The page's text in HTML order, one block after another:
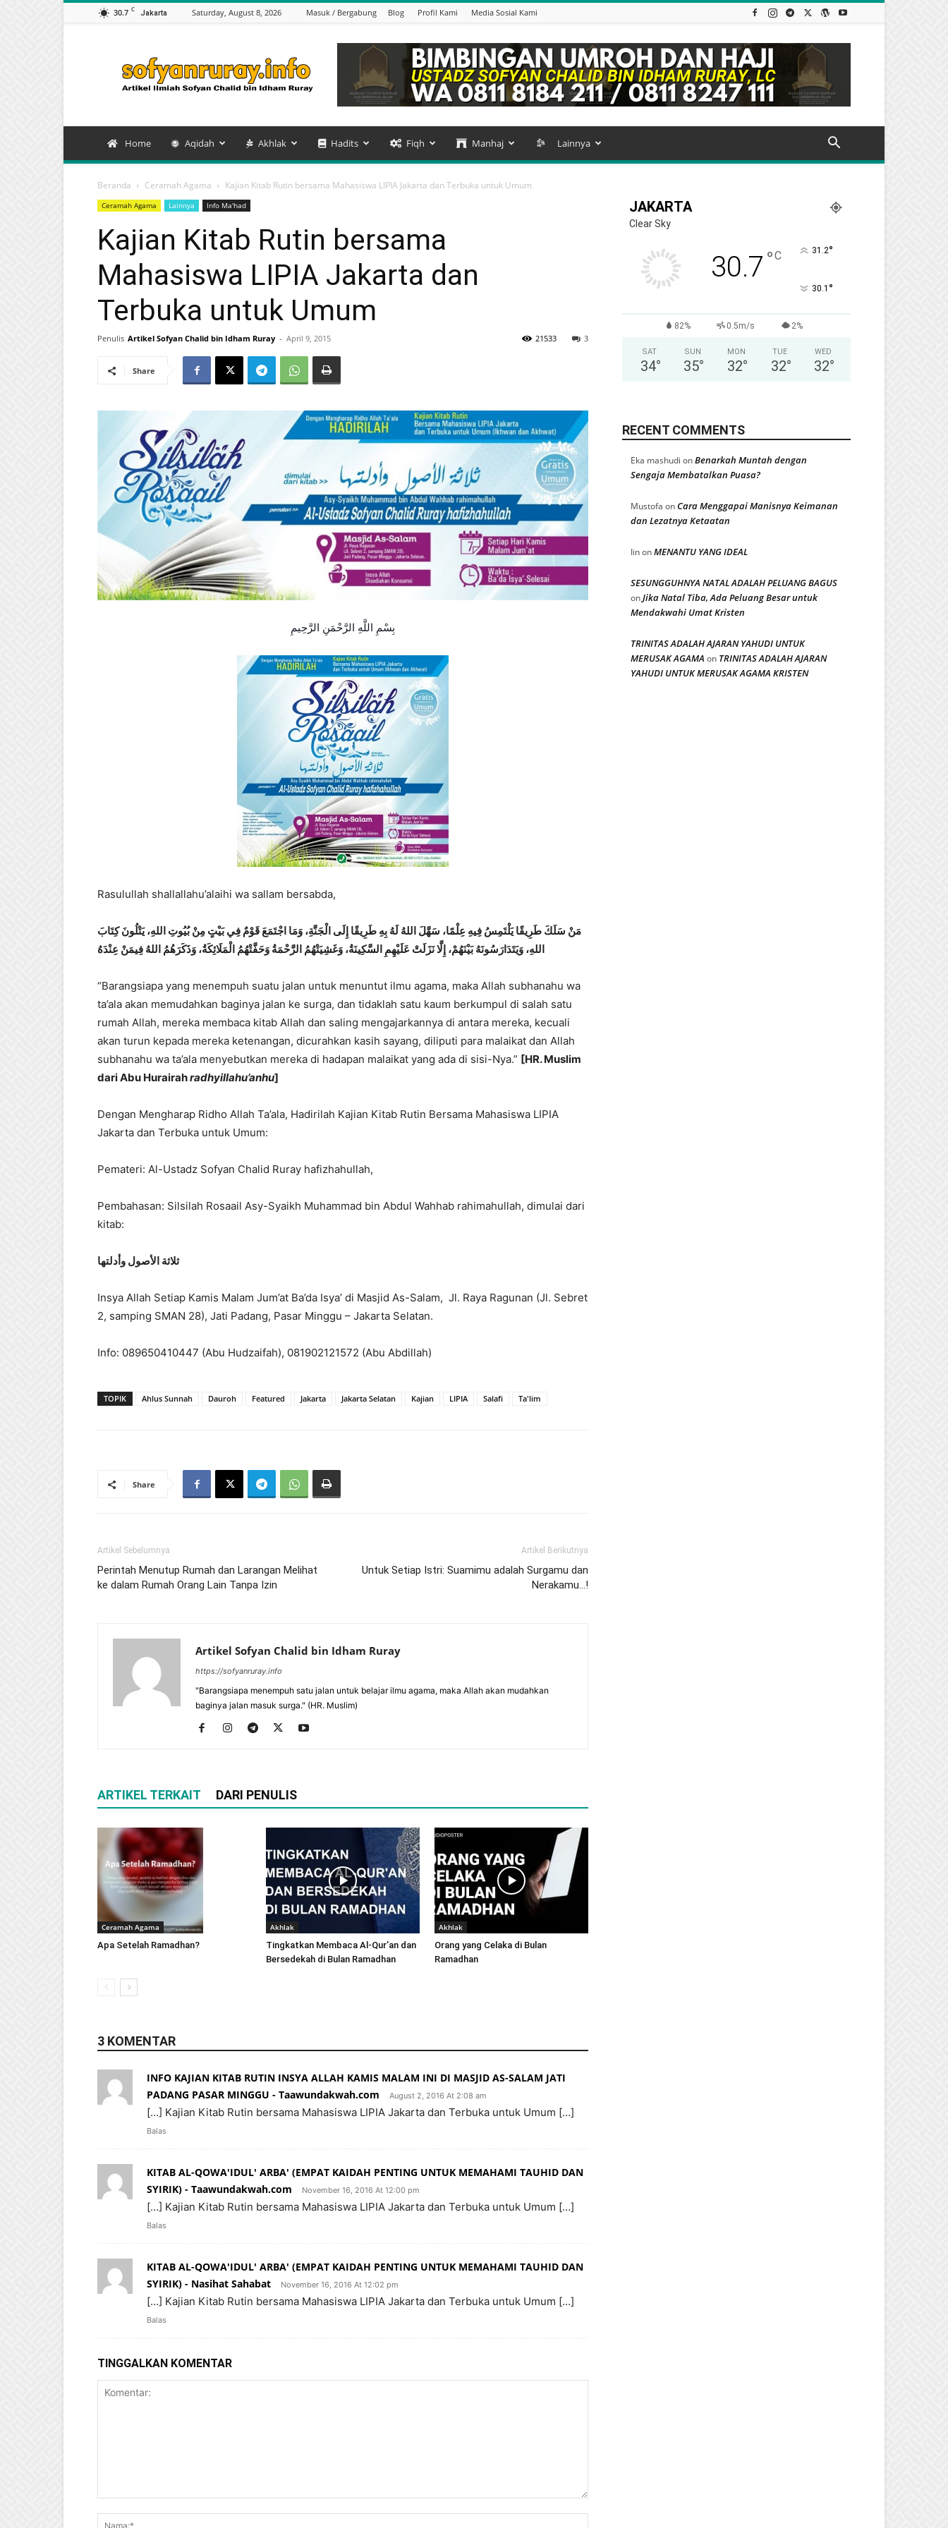
30.7 C Jakarta Saturday, August 8, 2026 Masuk / Bergabung Blog Profil Kami Media Sosial Kami
Sofyan
Chalid
bin
Ruray
Home Aqidah Akhlak Hadits Fiqh Manhaj Lainnya
Beranda Ceramah Agama Kajian Kitab Rutin bersama Mahasiswa LIPIA Jakarta dan Terbuka untuk Umum
Ceramah Agama Lainnya Info Ma'had
Kajian Kitab Rutin bersama
Mahasiswa LIPIA Jakarta dan
Terbuka untuk Umum
Penulis Artikel Sofyan Chalid bin Idham Ruray - April 9, 2015 3
21533
Share
بِسْمِ اللَّهِ الرَّحْمَنِ الرَّحِيمِ
Rasulullah shallallahu’alaihi wa sallam bersabda,
مَنْ سَلَكَ طَرِيقًا يَلْتَمِسُ فِيهِ عِلْمًا، سَهَّلَ اللهُ لَهُ بِهِ طَرِيقًا إِلَى الْجَنَّةِ، وَمَا اجْتَمَعَ قَوْمٌ فِي بَيْتٍ مِنْ بُيُوتِ اللهِ، يَتْلُونَ كِتَابَ
اللهِ، وَيَتَدَارَسُونَهُ بَيْنَهُمْ، إِلَّا نَزَلَتْ عَلَيْهِمِ السَّكِينَةُ، وَغَشِيَتْهُمُ الرَّحْمَةُ وَحَفَّتْهُمُ الْمَلَائِكَةُ، وَذَكَرَهُمُ اللهُ فِيمَنْ عِنْدَهُ
“Barangsiapa yang menempuh suatu jalan untuk menuntut ilmu agama, maka Allah subhanahu wa
ta’ala akan memudahkan baginya jalan ke surga, dan tidaklah satu kaum berkumpul di salah satu
rumah Allah, mereka membaca kitab Allah dan saling mengajarkannya di antara mereka, kecuali
akan turun kepada mereka ketenangan, dicurahkan kasih sayang, diliputi para malaikat dan Allah
subhanahu wa ta’ala menyebutkan mereka di hadapan malaikat yang ada di sisi-Nya.” [HR. Muslim
dari Abu Hurairahradhyillahu’anhu]
Dengan Mengharap Ridho Allah Ta’ala, Hadirilah Kajian Kitab Rutin Bersama Mahasiswa LIPIA
Jakarta dan Terbuka untuk Umum:
Pemateri: Al-Ustadz Sofyan Chalid Ruray hafizhahullah,
Pembahasan: Silsilah Rosaail Asy-Syaikh Muhammad bin Abdul Wahhab rahimahullah, dimulai dari
kitab:
ثلاثة الأصول وأدلتها
Insya Allah Setiap Kamis Malam Jum’at Ba’da Isya’ di Masjid As-Salam, Jl. Raya Ragunan (Jl. Sebret
2, samping SMAN 28), Jati Padang, Pasar Minggu – Jakarta Selatan.
Info: 089650410447 (Abu Hudzaifah), 081902121572 (Abu Abdillah)
TOPIK Ahlus Sunnah Dauroh Featured Jakarta Jakarta Selatan Kajian LIPIA Salafi Ta'lim
Share
Artikel Sebelumnya
Perintah Menutup Rumah dan Larangan Melihat
ke dalam Rumah Orang Lain Tanpa Izin
Artikel Berikutnya
Untuk Setiap Istri: Suamimu adalah Surgamu dan
Nerakamu…!
Artikel Sofyan Chalid bin Idham Ruray
https://sofyanruray.info
"Barangsiapa menempuh satu jalan untuk belajar ilmu agama, maka Allah akan mudahkan
baginya jalan masuk surga." (HR. Muslim)
ARTIKEL TERKAIT DARI PENULIS
Ceramah Agama
Apa Setelah Ramadhan?
Akhlak
Tingkatkan Membaca Al-Qur’an dan
Bersedekah di Bulan Ramadhan
Akhlak
Orang yang Celaka di Bulan
Ramadhan
3 KOMENTAR
INFO KAJIAN KITAB RUTIN INSYA ALLAH KAMIS MALAM INI DI MASJID AS-SALAM JATI
PADANG PASAR MINGGU - Taawundakwah.com
August 2, 2016 At 2:08 am
[…] Kajian Kitab Rutin bersama Mahasiswa LIPIA Jakarta dan Terbuka untuk Umum […]
Balas
KITAB AL-QOWA'IDUL' ARBA' (EMPAT KAIDAH PENTING UNTUK MEMAHAMI TAUHID DAN
SYIRIK) - Taawundakwah.com
November 16, 2016 At 12:00 pm
[…] Kajian Kitab Rutin bersama Mahasiswa LIPIA Jakarta dan Terbuka untuk Umum […]
Balas
KITAB AL-QOWA'IDUL' ARBA' (EMPAT KAIDAH PENTING UNTUK MEMAHAMI TAUHID DAN
SYIRIK) - Nasihat Sahabat
November 16, 2016 At 12:02 pm
[…] Kajian Kitab Rutin bersama Mahasiswa LIPIA Jakarta dan Terbuka untuk Umum […]
Balas
TINGGALKAN KOMENTAR
JAKARTA
Clear Sky
30.7 °C 31.2°
30.1 °
82% 0.5m/s 2%
SAT
34°
SUN
35°
MON
32°
TUE
32°
WED
32°
RECENT COMMENTS
Eka mashudi onBenarkah Muntah dengan
Sengaja Membatalkan Puasa?
Mustofa onCara Menggapai Manisnya Keimanan
dan Lezatnya Ketaatan
IinonMENANTU YANG IDEAL
SESUNGGUHNYA NATAL ADALAH PELUANG BAGUS
onJika Natal Tiba, Ada Peluang Besar untuk
Mendakwahi Umat Kristen
TRINITAS ADALAH AJARAN YAHUDI UNTUK
MERUSAK AGAMA on TRINITAS ADALAH AJARAN
YAHUDI UNTUK MERUSAK AGAMA KRISTEN